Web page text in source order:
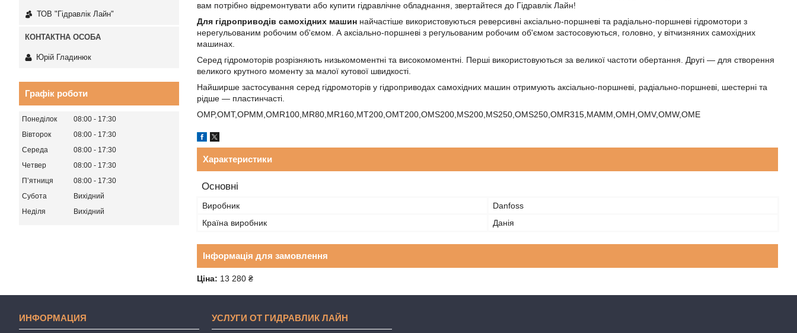
вам потрібно відремонтувати або купити гідравлічне обладнання, звертайтеся до Гідравлік Лайн!
Для гідроприводів самохідних машин найчастіше використовуються реверсивні аксіально-поршневі та радіально-поршневі гідромотори з
нерегульованим робочим об'ємом. А аксіально-поршневі з регульованим робочим об'ємом застосовуються, головно, у вітчизняних самохідних
машинах.
Серед гідромоторів розрізняють низькомоментні та високомоментні. Перші використовуються за великої частоти обертання. Другі — для створення
великого крутного моменту за малої кутової швидкості.
Найширше застосування серед гідромоторів у гідроприводах самохідних машин отримують аксіально-поршневі, радіально-поршневі, шестерні та
рідше — пластинчасті.
OMP,OMT,OPMM,OMR100,MR80,MR160,MT200,OMT200,OMS200,MS200,MS250,OMS250,OMR315,MAMM,OMH,OMV,OMW,OME
Характеристики
Основні
Виробник
Danfoss
Країна виробник
Данія
Інформація для замовлення
Ціна: 13 280 ₴
ТОВ "Гідравлік Лайн"
Юрій Гладинюк
Графік роботи
Понеділок 08:00
17:30
Вівторок
08:00
17:30
Середа
08:00
17:30
Четвер
08:00
17:30
Пʼятниця
08:00
17:30
Субота
Вихідний
Неділя
Вихідний
ИНФОРМАЦИЯ УСЛУГИ ОТ ГИДРАВЛИК ЛАЙН